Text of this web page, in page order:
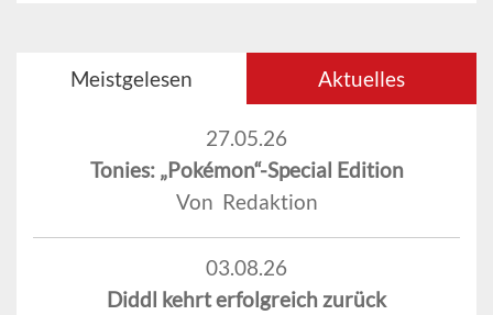
Meistgelesen Aktuelles
27.05.26
Tonies: „Pokémon“-Special Edition
Von Redaktion
03.08.26
Diddl kehrt erfolgreich zurück